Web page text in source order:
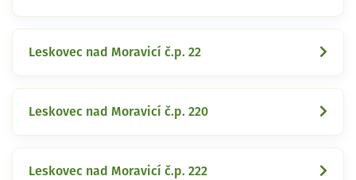
Leskovec nad Moravicí č.p. 22
Leskovec nad Moravicí č.p. 220
Leskovec nad Moravicí č.p. 222